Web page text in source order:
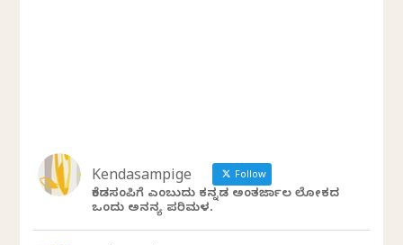
Kendasampige Follow
ಕೆಂಡಸಂಪಿಗೆ ಎಂಬುದು ಕನ್ನಡ ಅಂತರ್ಜಾಲ ಲೋಕದ
ಒಂದು ಅನನ್ಯ ಪರಿಮಳ.